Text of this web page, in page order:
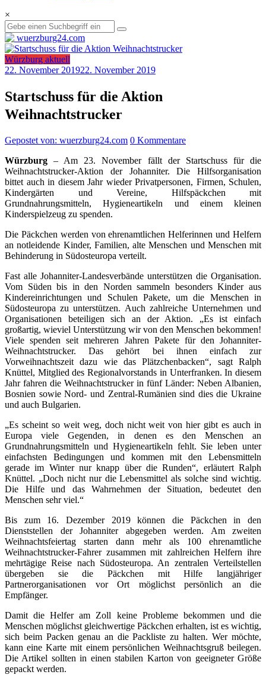
×
Würzburg aktuell
22. November 201922. November 2019
Startschuss für die Aktion
Weihnachtstrucker
Gepostet von: wuerzburg24.com 0 Kommentare
Würzburg – Am 23. November fällt der Startschuss für die
Weihnachtstrucker-Aktion der Johanniter. Die Hilfsorganisation
bittet auch in diesem Jahr wieder Privatpersonen, Firmen, Schulen,
Kindergärten und Vereine, Hilfspäckchen mit
Grundnahrungsmitteln, Hygieneartikeln und einem kleinen
Kinderspielzeug zu spenden.
Die Päckchen werden von ehrenamtlichen Helferinnen und Helfern
an notleidende Kinder, Familien, alte Menschen und Menschen mit
Behinderung in Südosteuropa verteilt.
Fast alle Johanniter-Landesverbände unterstützen die Organisation.
Vom Süden bis in den Norden sammeln besonders Kinder aus
Kindereinrichtungen und Schulen Pakete, um die Menschen in
Südosteuropa zu unterstützen. Auch zahlreiche Unternehmen und
Organisationen beteiligen sich an der Aktion. „Es ist einfach
großartig, wieviel Unterstützung wir von den Menschen bekommen!
Viele spenden seit mehreren Jahren Pakete für den Johanniter-
Weihnachtstrucker. Das gehört bei ihnen einfach zur
Vorweihnachtszeit dazu wie das Plätzchenbacken“, sagt Ralph
Knüttel, Mitglied des Regionalvorstands in Unterfranken. In diesem
Jahr fahren die Weihnachtstrucker in fünf Länder: Neben Albanien,
Bosnien sowie Nord- und Zentral-Rumänien sind dies die Ukraine
und auch Bulgarien.
„Es scheint so weit weg, doch nicht weit von hier gibt es auch in
Europa viele Gegenden, in denen es den Menschen an
Grundnahrungsmitteln und Hygieneartikeln fehlt. Sie leben unter
einfachsten Bedingungen und kommen mit den Lebensmitteln
gerade im Winter nur knapp über die Runden“, erläutert Ralph
Knüttel. „Doch nicht nur die Lebensmittel als solche sind wichtig.
Die Hilfe und das Wahrnehmen der Situation, bedeutet den
Menschen sehr viel.“
Bis zum 16. Dezember 2019 können die Päckchen in den
Dienststellen der Johanniter abgegeben werden. Am zweiten
Weihnachtsfeiertag starten dann mehr als 100 ehrenamtliche
Weihnachtstrucker-Fahrer zusammen mit zahlreichen Helfern ihre
mehrtägige Reise nach Südosteuropa. An zentralen Verteilstellen
übergeben sie die Päckchen mit Hilfe langjähriger
Partnerorganisationen vor Ort möglichst persönlich an die
Empfänger.
Damit die Helfer am Zoll keine Probleme bekommen und die
Menschen möglichst gleichwertige Päckchen erhalten, ist es wichtig,
sich beim Packen genau an die Packliste zu halten. Wer möchte,
kann eine Karte mit einem persönlichen Weihnachtsgruß beilegen.
Die Artikel sollten in einen stabilen Karton von geeigneter Größe
gepackt werden.